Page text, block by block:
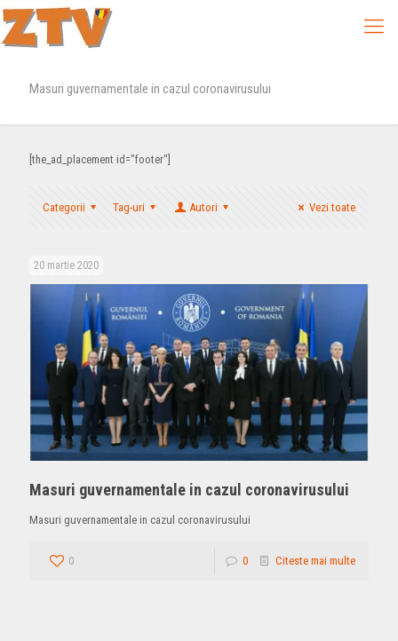
Masuri guvernamentale in cazul coronavirusului
[the_ad_placement id="footer"]
Categorii Tag-uri Autori Vezi toate
20 martie 2020
Masuri guvernamentale in cazul coronavirusului
Masuri guvernamentale in cazul coronavirusului
0 0 Citeste mai multe